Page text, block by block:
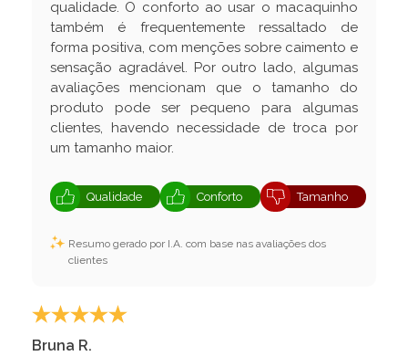
qualidade. O conforto ao usar o macaquinho
também é frequentemente ressaltado de
forma positiva, com menções sobre caimento e
sensação agradável. Por outro lado, algumas
avaliações mencionam que o tamanho do
produto pode ser pequeno para algumas
clientes, havendo necessidade de troca por
um tamanho maior.
Qualidade Conforto Tamanho
Resumo gerado por I.A. com base nas avaliações dos
clientes
Bruna R.